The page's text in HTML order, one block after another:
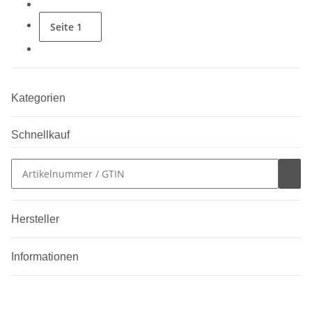
Seite 1
Kategorien
Schnellkauf
Hersteller
Informationen